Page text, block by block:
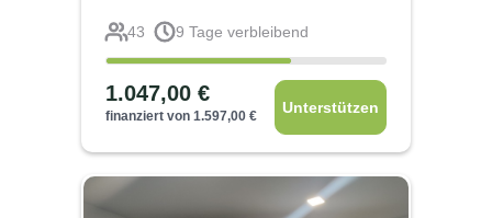
43 9 Tage verbleibend
1.047,00 €
finanziert von 1.597,00 € Unterstützen